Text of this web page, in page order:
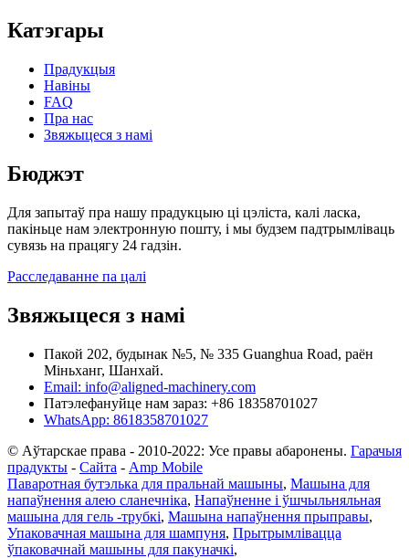
Катэгары
Прадукцыя
Навіны
FAQ
Пра нас
Звяжыцеся з намі
Бюджэт
Для запытаў пра нашу прадукцыю ці цэліста, калі ласка,
пакіньце нам электронную пошту, і мы будзем падтрымліваць
сувязь на працягу 24 гадзін.
Расследаванне па цалі
Звяжыцеся з намі
Пакой 202, будынак №5, № 335 Guanghua Road, раён
Міньханг, Шанхай.
Email: info@aligned-machinery.com
Патэлефануйце нам зараз: +86 18358701027
WhatsApp: 8618358701027
© Аўтарскае права - 2010-2022: Усе правы абаронены. Гарачыя
прадукты - Сайта - Amp Mobile
Паваротная бутэлька для пральнай машыны, Машына для
напаўнення алею сланечніка, Напаўненне і ўшчыльняльная
машына для гель -трубкі, Машына напаўнення прыправы,
Упаковачная машына для шампуня, Прытрымлівацца
ўпаковачнай машыны для пакуначкі,